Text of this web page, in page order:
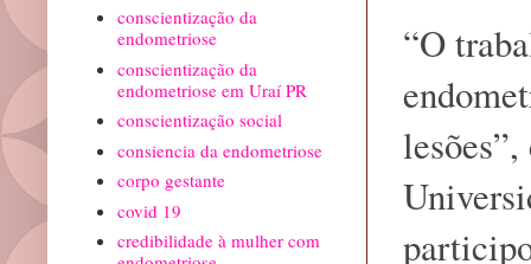
“O
conscientização da
endometriose
conscientização da
endometriose em Uraí PR
conscientização social
consiencia da endometriose
corpo gestante
covid 19
credibilidade à mulher com